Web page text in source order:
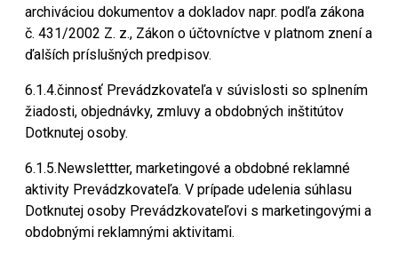
archiváciou dokumentov a dokladov napr. podľa zákona
č. 431/2002 Z. z., Zákon o účtovníctve v platnom znení a
ďalších príslušných predpisov.
6.1.4.činnosť Prevádzkovateľa v súvislosti so splnením
žiadosti, objednávky, zmluvy a obdobných inštitútov
Dotknutej osoby.
6.1.5.Newslettter, marketingové a obdobné reklamné
aktivity Prevádzkovateľa. V prípade udelenia súhlasu
Dotknutej osoby Prevádzkovateľovi s marketingovými a
obdobnými reklamnými aktivitami.